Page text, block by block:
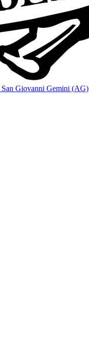
San Giovanni Gemini (AG)